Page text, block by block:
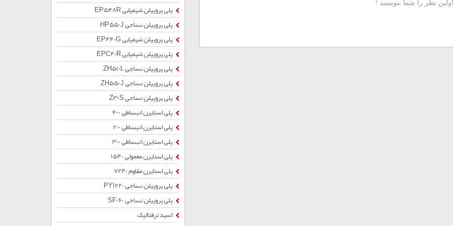
پلی پروپیلن شیمیایی EP548R
پلی پروپیلن نساجی HP550J
پلی پروپیلن شیمیایی EP440G
پلی پروپیلن شیمیایی EPC40R
پلی پروپیلن نساجی ZH510L
پلی پروپیلن نساجی ZH550J
پلی پروپیلن نساجی Z30S
پلی استایرن انبساطی 400
پلی استایرن انبساطی 200
پلی استایرن انبساطی 300
پلی استایرن معمولی 1540
پلی استایرن مقاوم 7240
پلی پروپیلن نساجی PYI220
پلی پروپیلن نساجی SF060
اسید ترفتالیک